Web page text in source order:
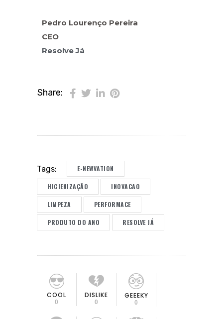
Pedro Lourenço Pereira
CEO
Resolve Já
Share:
Tags: E-NEWVATION
HIGIENIZAÇÃO INOVACAO
LIMPEZA PERFORMACE
PRODUTO DO ANO RESOLVE JÁ
COOL
0
DISLIKE
0
GEEEKY
0